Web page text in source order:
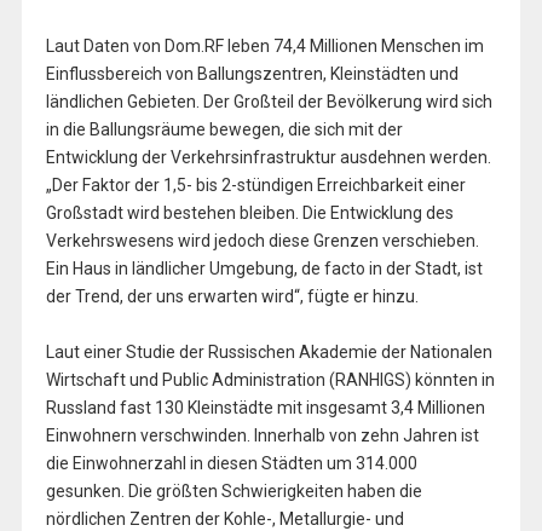
Laut Daten von Dom.RF leben 74,4 Millionen Menschen im
Einflussbereich von Ballungszentren, Kleinstädten und
ländlichen Gebieten. Der Großteil der Bevölkerung wird sich
in die Ballungsräume bewegen, die sich mit der
Entwicklung der Verkehrsinfrastruktur ausdehnen werden.
„Der Faktor der 1,5- bis 2-stündigen Erreichbarkeit einer
Großstadt wird bestehen bleiben. Die Entwicklung des
Verkehrswesens wird jedoch diese Grenzen verschieben.
Ein Haus in ländlicher Umgebung, de facto in der Stadt, ist
der Trend, der uns erwarten wird“, fügte er hinzu.
Laut einer Studie der Russischen Akademie der Nationalen
Wirtschaft und Public Administration (RANHIGS) könnten in
Russland fast 130 Kleinstädte mit insgesamt 3,4 Millionen
Einwohnern verschwinden. Innerhalb von zehn Jahren ist
die Einwohnerzahl in diesen Städten um 314.000
gesunken. Die größten Schwierigkeiten haben die
nördlichen Zentren der Kohle-, Metallurgie- und